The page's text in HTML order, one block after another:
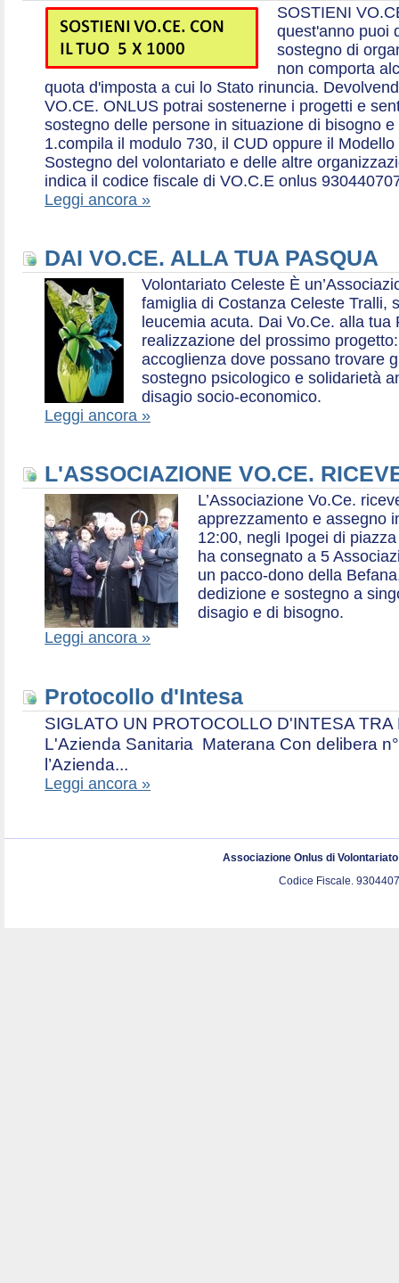
SOSTIENI
quest'anno puoi
sostegno di
non comporta
quota d'imposta a cui lo Stato rinuncia.
VO.CE. ONLUS potrai sostenerne i progetti e
sostegno delle persone in situazione di bisogno
1.compila il modulo 730, il CUD oppure il
Sostegno del volontariato e delle altre
indica il codice fiscale di VO.C.E onlus
Leggi ancora »
DAI VO.CE. ALLA TUA PASQUA
Volontariato Celeste È
famiglia di Costanza Celeste Tralli,
leucemia acuta. Dai Vo.Ce. alla tua
realizzazione del prossimo
accoglienza dove possano trovare
sostegno psicologico e solidarietà
disagio socio-economico.
Leggi ancora »
L'ASSOCIAZIONE VO.CE.
L’Associazione Vo.Ce.
apprezzamento e assegno
12:00, negli Ipogei di
ha consegnato a 5
un pacco-dono della
dedizione e sostegno a
disagio e di bisogno.
Leggi ancora »
Protocollo d'Intesa
SIGLATO UN PROTOCOLLO D'INTESA
L'Azienda Sanitaria Materana Con delibera
l’Azienda...
Leggi ancora »
Associazione Onlus di
Codice Fiscale.